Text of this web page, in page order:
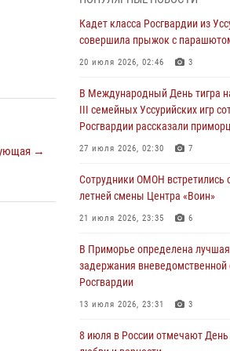
→
Вопрос противодействия
обороту оружия рассмотрели на
антитеррористической комиссии
Во Владивостоке во дворе
сотрудники вневедомственной
обнаружили запрещенные
В День Крещения Руси в Князь-
Владимирском храме – Главном
с крестным ходом
28 июля 2026, 10:29 3
Росгвардейцы в Приморье
28 июля 2026, 05:39 3
Кадет класса Росгвардии из
совершила прыжок с
20 июля 2026, 02:46 3
В Международный День тигра
III семейных Уссурийских игр
Росгвардии рассказали
27 июля 2026, 02:30 7
Сотрудники ОМОН встретились
летней смены Центра «Воин»
21 июля 2026, 23:35 6
В Приморье определена лучшая
задержания вневедомственной
Росгвардии
13 июля 2026, 23:31 3
8 июля в России отмечают День